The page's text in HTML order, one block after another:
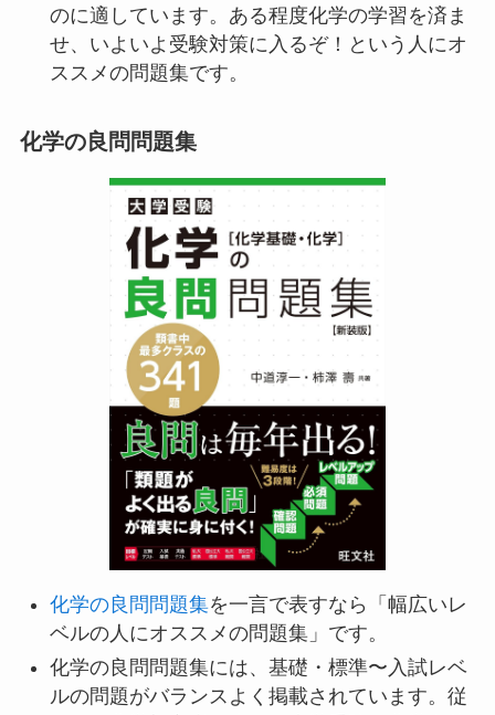
のに適しています。ある程度化学の学習を済ま
せ、いよいよ受験対策に入るぞ！という人にオ
ススメの問題集です。
化学の良問問題集
化学の良問問題集を一言で表すなら「幅広いレ
ベルの人にオススメの問題集」です。
化学の良問問題集には、基礎・標準〜入試レベ
ルの問題がバランスよく掲載されています。従